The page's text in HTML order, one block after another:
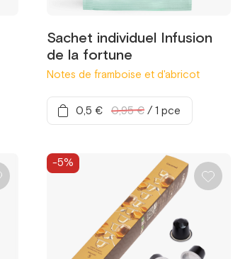
Sachet individuel Infusion
de la fortune
Notes de framboise et d'abricot
0,5 € 0,95 € /1 pce
-5%